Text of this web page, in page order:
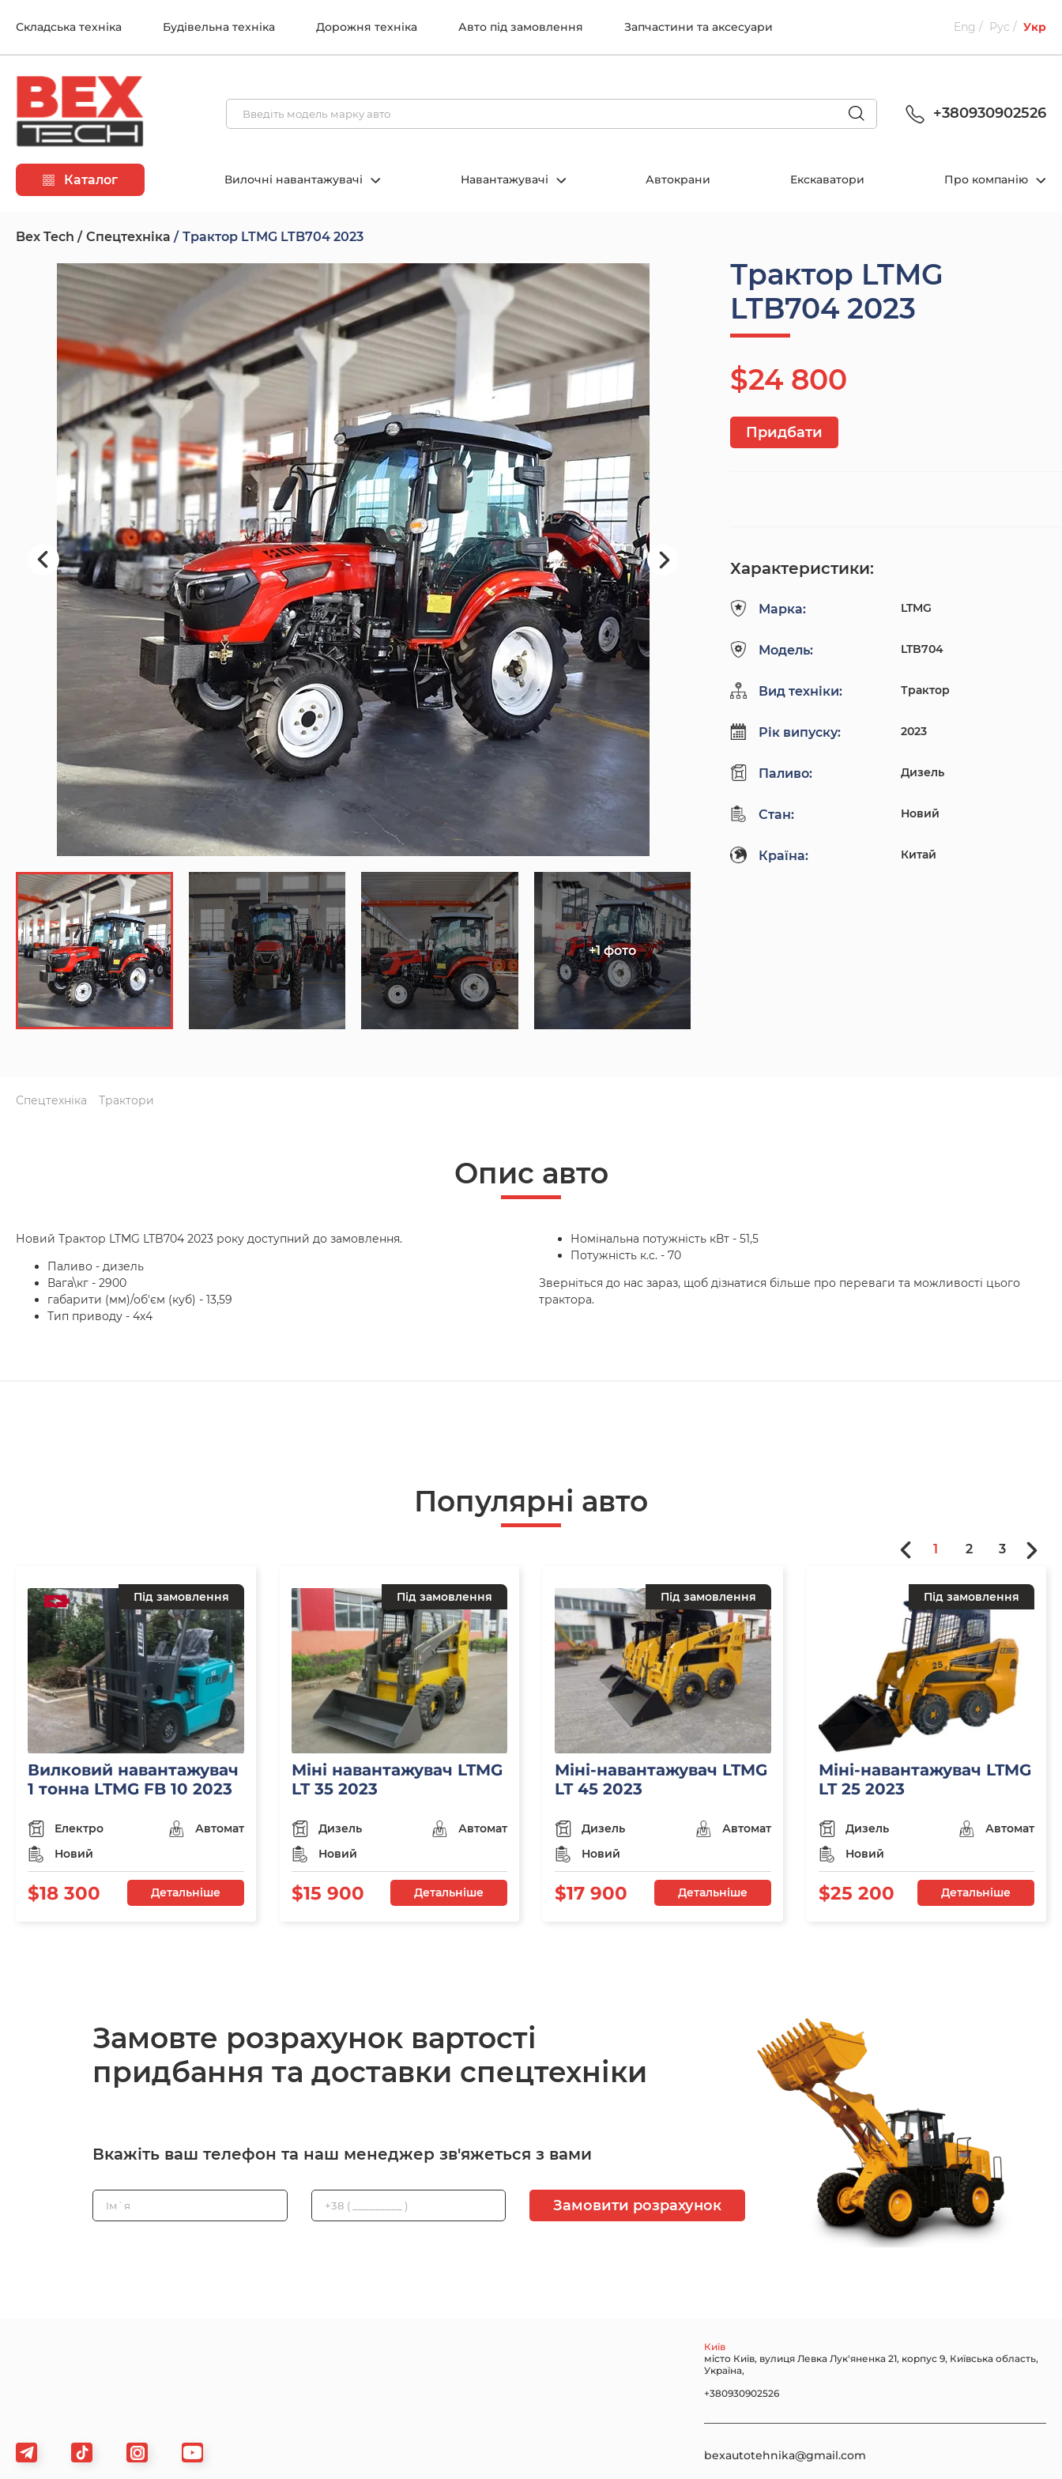
Складська техніка Будівельна техніка Дорожня техніка Авто під замовлення Запчастини та аксесуари Eng Рус Укр
+380930902526
Каталог Вилочні навантажувачі Навантажувачі Автокрани Екскаватори Про компанію
Bex Tech Спецтехніка Трактор LTMG LTB704 2023
Трактор LTMG
LTB704 2023
$24 800
+1 фото
Придбати
Характеристики:
Марка: LTMG
Модель: LTB704
Вид техніки: Трактор
Рік випуску: 2023
Паливо: Дизель
Стан: Новий
Країна: Китай
Спецтехніка Трактори
Опис авто
Новий Трактор LTMG LTB704 2023 року доступний до замовлення.
Паливо - дизель
Вага\кг - 2900
габарити (мм)/об'єм (куб) - 13,59
Тип приводу - 4х4
Номінальна потужність кВт - 51,5
Потужність к.с. - 70
Зверніться до нас зараз, щоб дізнатися більше про переваги та можливості цього
трактора.
Популярнi авто
Під замовлення
Вилковий навантажувач
1 тонна LTMG FB 10 2023
Електро
Автомат
Новий
$18 300 Детальніше
Під замовлення
Міні навантажувач LTMG
LT 35 2023
Дизель
Автомат
Новий
$15 900 Детальніше
Під замовлення
Міні-навантажувач LTMG
LT 45 2023
Дизель
Автомат
Новий
$17 900 Детальніше
Під замовлення
Міні-навантажувач LTMG
LT 25 2023
Дизель
Автомат
Новий
$25 200 Детальніше
1 2 3
Замовте розрахунок вартості
придбання та доставки спецтехніки
Вкажіть ваш телефон та наш менеджер зв'яжеться з вами
Замовити розрахунок
Київ
місто Київ, вулиця Левка Лук'яненка 21, корпус 9, Київська область,
Україна,
+380930902526
bexautotehnika@gmail.com